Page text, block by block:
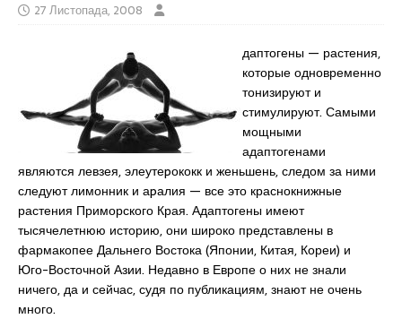
27 Листопада, 2008
даптогены — растения,
которые одновременно
тонизируют и
стимулируют. Самыми
мощными
адаптогенами
являются левзея, элеутеpококк и женьшень, следом за ними
следуют лимонник и аpалия — все это краснокнижные
растения Приморского Края. Адаптогены имеют
тысячелетнюю историю, они широко представлены в
фармакопее Дальнего Востока (Японии, Китая, Кореи) и
Юго-Восточной Азии. Недавно в Европе о них не знали
ничего, да и сейчас, судя по публикациям, знают не очень
много.